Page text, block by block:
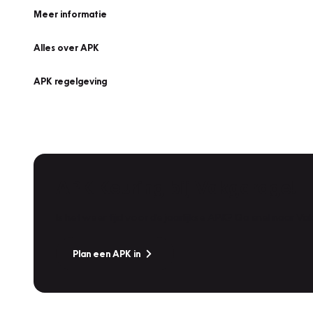
Meer informatie
Alles over APK
APK regelgeving
Plan een APK in